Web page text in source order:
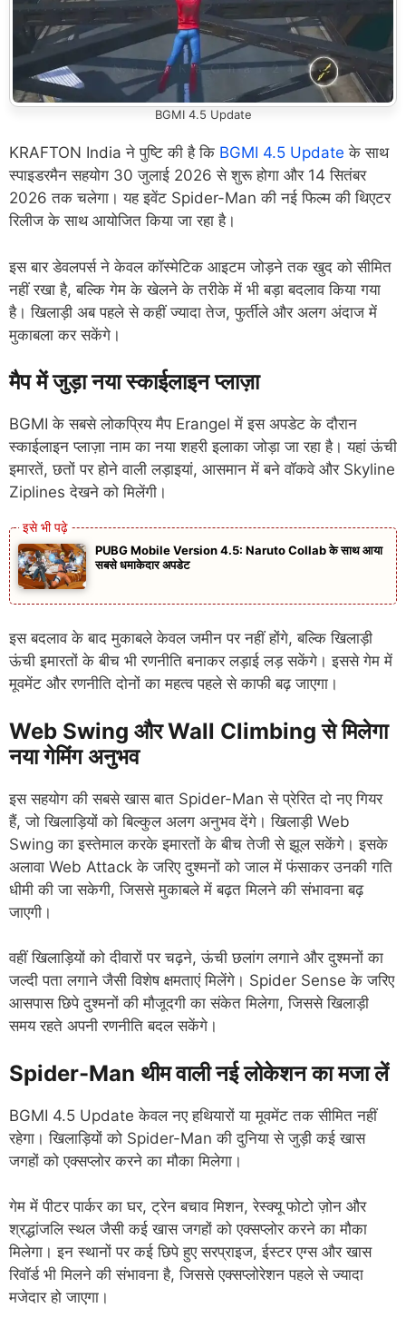
BGMI 4.5 Update
KRAFTON India ने पुष्टि की है कि BGMI 4.5 Update के साथ
स्पाइडरमैन सहयोग 30 जुलाई 2026 से शुरू होगा और 14 सितंबर
2026 तक चलेगा। यह इवेंट Spider-Man की नई फिल्म की थिएटर
रिलीज के साथ आयोजित किया जा रहा है।
इस बार डेवलपर्स ने केवल कॉस्मेटिक आइटम जोड़ने तक खुद को सीमित
नहीं रखा है, बल्कि गेम के खेलने के तरीके में भी बड़ा बदलाव किया गया
है। खिलाड़ी अब पहले से कहीं ज्यादा तेज, फुर्तीले और अलग अंदाज में
मुकाबला कर सकेंगे।
मैप में जुड़ा नया स्काईलाइन प्लाज़ा
BGMI के सबसे लोकप्रिय मैप Erangel में इस अपडेट के दौरान
स्काईलाइन प्लाज़ा नाम का नया शहरी इलाका जोड़ा जा रहा है। यहां ऊंची
इमारतें, छतों पर होने वाली लड़ाइयां, आसमान में बने वॉकवे और Skyline
Ziplines देखने को मिलेंगी।
PUBG Mobile Version 4.5: Naruto Collab के साथ आया
सबसे धमाकेदार अपडेट
इस बदलाव के बाद मुकाबले केवल जमीन पर नहीं होंगे, बल्कि खिलाड़ी
ऊंची इमारतों के बीच भी रणनीति बनाकर लड़ाई लड़ सकेंगे। इससे गेम में
मूवमेंट और रणनीति दोनों का महत्व पहले से काफी बढ़ जाएगा।
Web Swing और Wall Climbing से मिलेगा
नया गेमिंग अनुभव
इस सहयोग की सबसे खास बात Spider-Man से प्रेरित दो नए गियर
हैं, जो खिलाड़ियों को बिल्कुल अलग अनुभव देंगे। खिलाड़ी Web
Swing का इस्तेमाल करके इमारतों के बीच तेजी से झूल सकेंगे। इसके
अलावा Web Attack के जरिए दुश्मनों को जाल में फंसाकर उनकी गति
धीमी की जा सकेगी, जिससे मुकाबले में बढ़त मिलने की संभावना बढ़
जाएगी।
वहीं खिलाड़ियों को दीवारों पर चढ़ने, ऊंची छलांग लगाने और दुश्मनों का
जल्दी पता लगाने जैसी विशेष क्षमताएं मिलेंगे। Spider Sense के जरिए
आसपास छिपे दुश्मनों की मौजूदगी का संकेत मिलेगा, जिससे खिलाड़ी
समय रहते अपनी रणनीति बदल सकेंगे।
Spider-Man थीम वाली नई लोकेशन का मजा लें
BGMI 4.5 Update केवल नए हथियारों या मूवमेंट तक सीमित नहीं
रहेगा। खिलाड़ियों को Spider-Man की दुनिया से जुड़ी कई खास
जगहों को एक्सप्लोर करने का मौका मिलेगा।
गेम में पीटर पार्कर का घर, ट्रेन बचाव मिशन, रेस्क्यू फोटो ज़ोन और
श्रद्धांजलि स्थल जैसी कई खास जगहों को एक्सप्लोर करने का मौका
मिलेगा। इन स्थानों पर कई छिपे हुए सरप्राइज, ईस्टर एग्स और खास
रिवॉर्ड भी मिलने की संभावना है, जिससे एक्सप्लोरेशन पहले से ज्यादा
मजेदार हो जाएगा।